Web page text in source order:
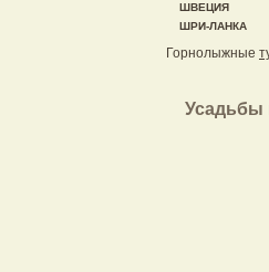
ШВЕЦИЯ
ШРИ-ЛАНКА
Горнолыжные
Усадьбы